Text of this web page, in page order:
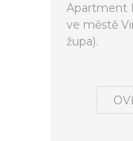
Apartment
ve městě
župa).